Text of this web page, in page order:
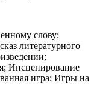
слову:
литературного
Инсценирование
игра; Игры на